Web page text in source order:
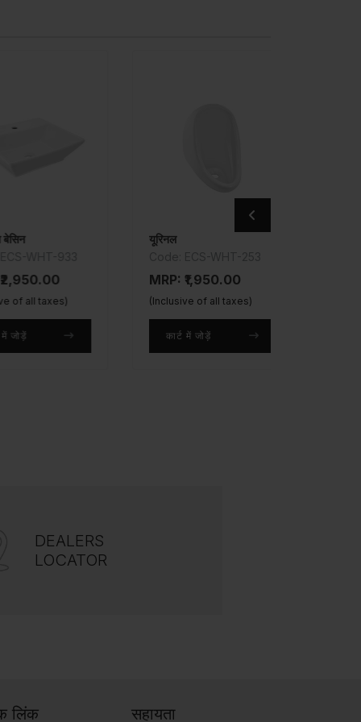
all taxes)
यूरिनल
MRP: ₹1,950.00
(Inclusive of all taxes)
कार्ट में जोड़ें
DEALERS
LOCATOR
लिंक सहायता